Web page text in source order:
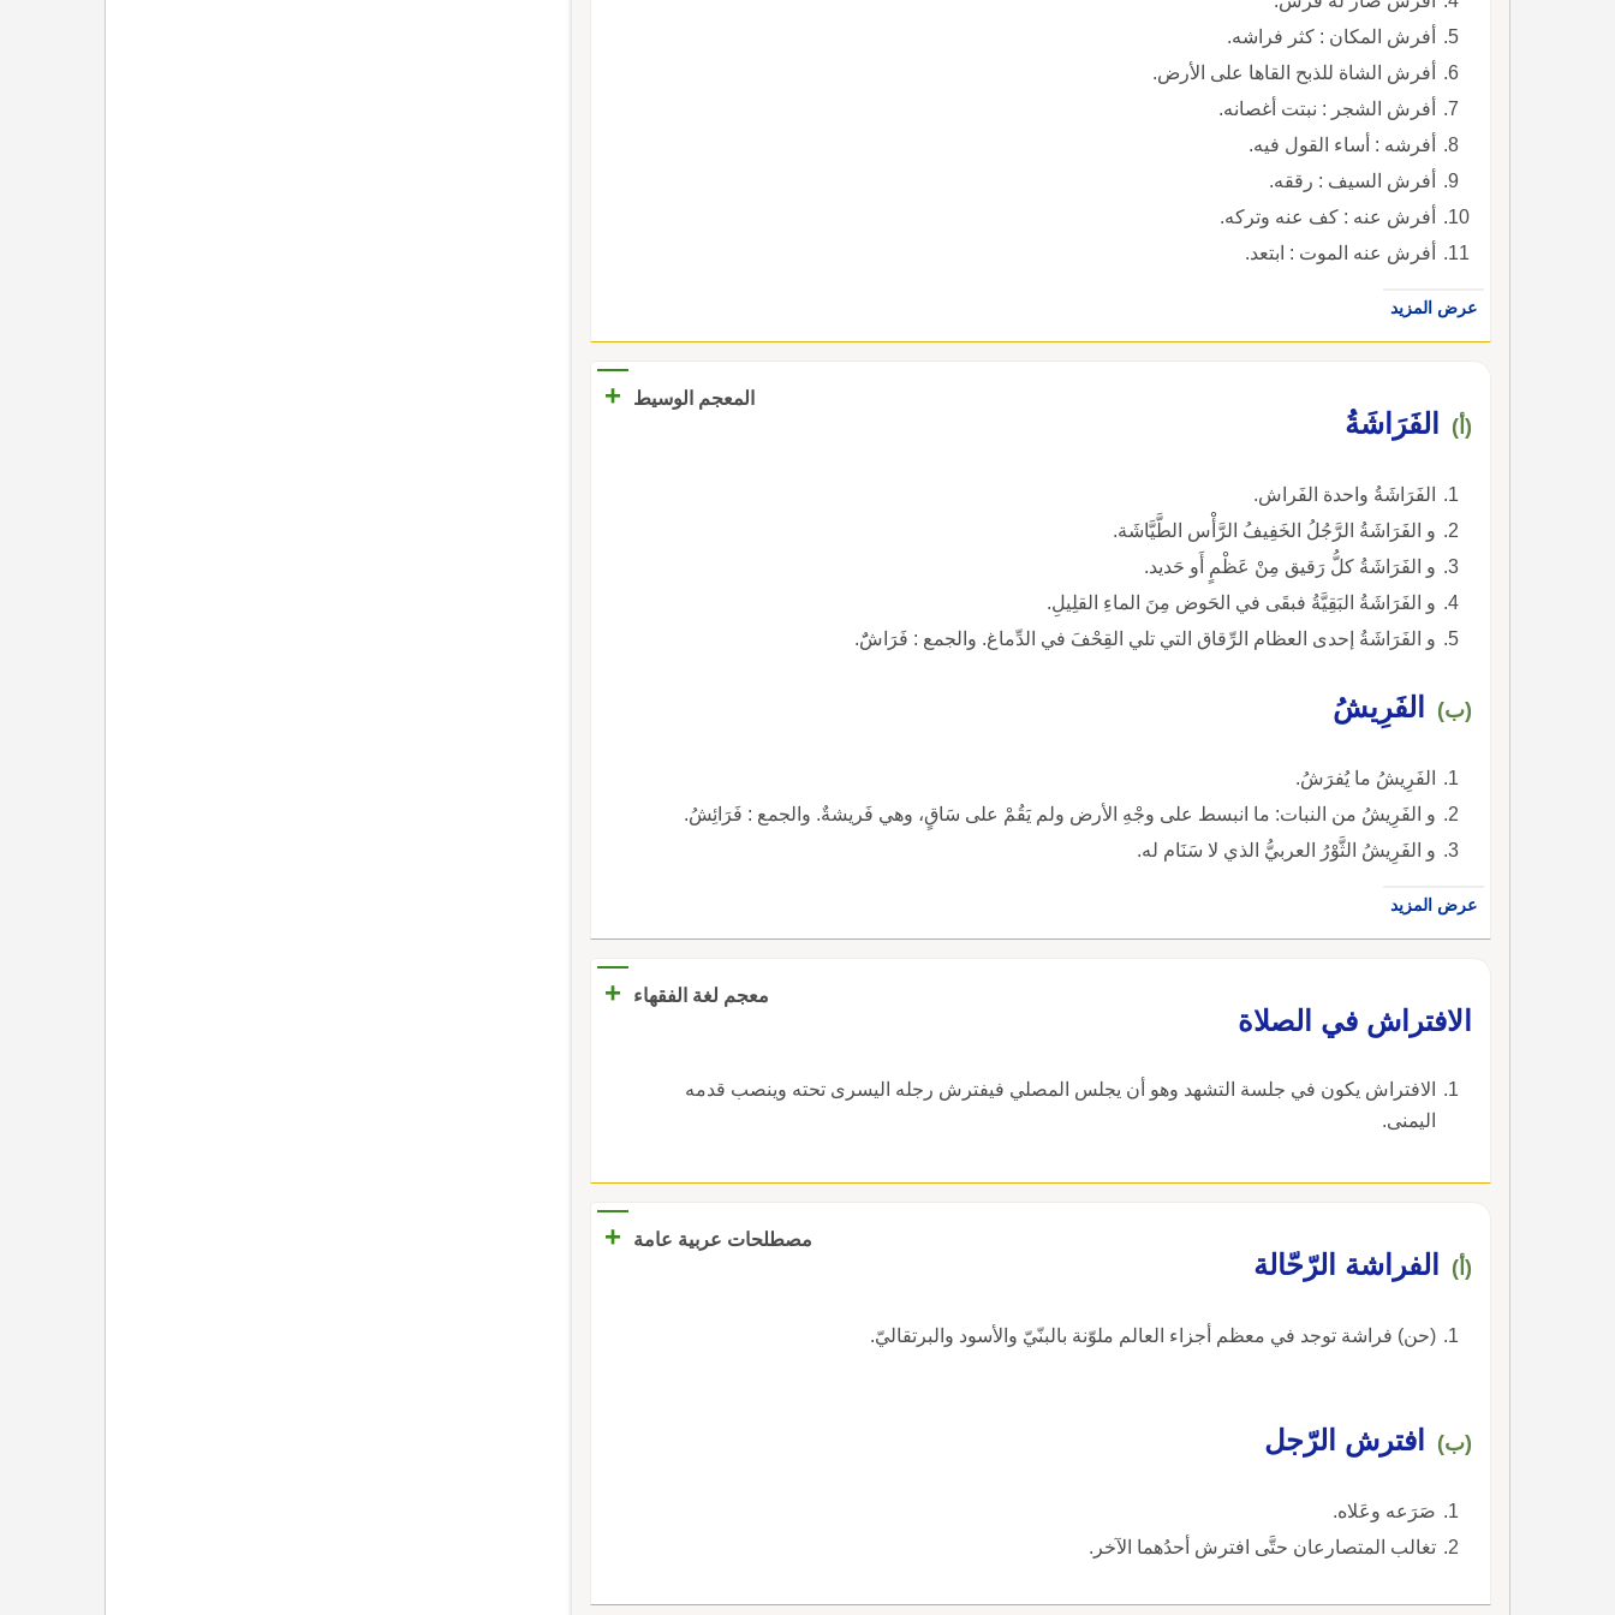
أفرش المكان : كثر فراشه.
أفرش الشاة للذبح القاها على الأرض.
أفرش الشجر : نبتت أغصانه.
أفرشه : أساء القول فيه.
أفرش السيف : رققه.
أفرش عنه : كف عنه وتركه.
أفرش عنه الموت : ابتعد.
عرض المزيد
المعجم الوسيط +
(أ) الفَرَاشَةُ
الفَرَاشَةُ واحدة الفَراش.
و الفَرَاشَةُ الرَّجُلُ الخَفِيفُ الرَّأْس الطَّيَّاشَة.
و الفَرَاشَةُ كلُّ رَقيق مِنْ عَظْمٍ أَو حَديد.
و الفَرَاشَةُ البَقِيَّةُ فبقَى في الحَوض مِنَ الماءِ القلِيلِ.
و الفَرَاشَةُ إحدى العظام الرِّقاق التي تلي القِحْفَ في الدِّماغ. والجمع : فَرَاشٌَ.
(ب) الفَرِيشُ
الفَرِيشُ ما يُفرَشُ.
و الفَرِيشُ من النبات: ما انبسط على وجْهِ الأرض ولم يَقُمْ على سَاقٍ، وهي فَريشةٌ. والجمع : فَرَائِشُ.
و الفَرِيشُ الثَّوْرُ العربيُّ الذي لا سَنَام له.
عرض المزيد
معجم لغة الفقهاء
+
‏الافتراش في الصلاة‏
‏الافتراش يكون في جلسة التشهد وهو أن يجلس المصلي فيفترش رجله اليسرى تحته وينصب قدمه
اليمنى‏.
مصطلحات عربية عامة +
(أ) الفراشة الرّحّالة
(حن) فراشة توجد في معظم أجزاء العالم ملوّنة بالبنّيّ والأسود والبرتقاليّ.
(ب) افترش الرّجل
صَرَعه وعَلاه.
تغالب المتصارعان حتَّى افترش أحدُهما الآخر.